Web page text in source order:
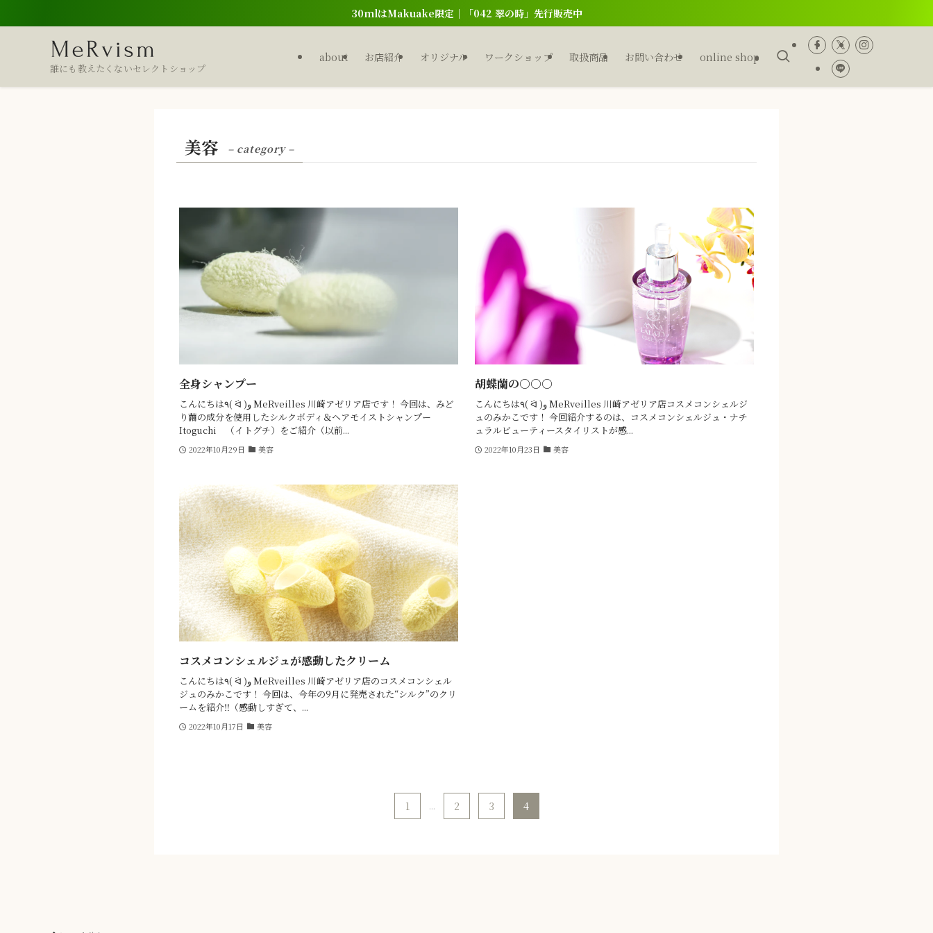
30mlはMakuake限定｜「042 翠の時」先行販売中
誰にも教えたくないセレクトショップ
about お店紹介 オリジナル ワークショップ 取扱商品 お問い合わせ online shop
美容 – category –
全身シャンプー
こんにちは٩( ᐛ )و MeRveilles 川崎アゼリア店です！ 今回は、みど
り繭の成分を使用したシルクボディ＆ヘアモイストシャンプー
Itoguchi （イトグチ）をご紹介（以前...
2022年10月29日 美容
胡蝶蘭の○○○
こんにちは٩( ᐛ )و MeRveilles 川崎アゼリア店コスメコンシェルジ
ュのみかこです！ 今回紹介するのは、コスメコンシェルジュ・ナチ
ュラルビューティースタイリストが感...
2022年10月23日 美容
コスメコンシェルジュが感動したクリーム
こんにちは٩( ᐛ )و MeRveilles 川崎アゼリア店のコスメコンシェル
ジュのみかこです！ 今回は、今年の9月に発売された“シルク”のクリ
ームを紹介‼（感動しすぎて、...
2022年10月17日 美容
1 ... 2 3 4